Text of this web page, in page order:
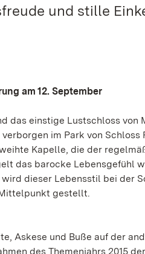
und stille
am 12. September
das einstige Lustschloss von
im Park von Schloss
Kapelle, die der
das barocke Lebensgefühl
dieser Lebensstil bei der
gestellt.
Askese und Buße auf der
des Themenjahrs 2015